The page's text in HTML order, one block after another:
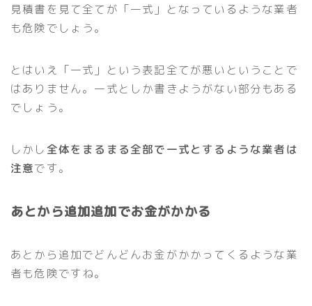
見積書を見て全てが「一式」となっているような業者
も危険でしょう。
とはいえ「一式」という表記全てが悪いということで
はありません。一式としか書きようがない部分もある
でしょう。
しかし 全体をまるまる全部で一式とするような業者は
注意です。
あとから追加追加でお金がかかる
あとから追加でどんどんお金がかかってくるような業
者も危険ですね。